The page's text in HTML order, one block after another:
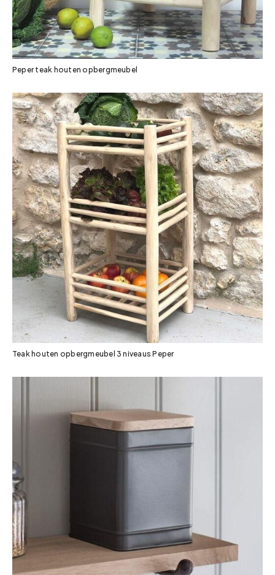
Peper teak houten opbergmeubel
Teak houten opbergmeubel 3 niveaus Peper